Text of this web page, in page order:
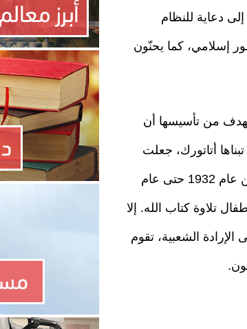
دعاية للنظام
إسلامي، كما يحنّون
كمال أتاتورك في آذار/ مارس 1924، وكان الهدف من تأسيسها أن
أتاتورك، جعلت
رئاسة الشؤون الدينية ما يسمى "الأذان باللغة التركية" يرفع في كافة مساجد البلاد من عام 1932 حتى عام
تلاوة كتاب الله. إلا
الشعبية، تقوم